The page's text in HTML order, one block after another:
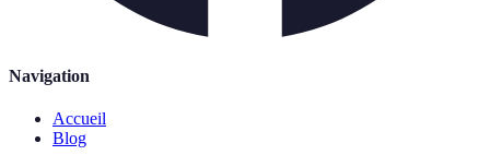
Navigation
Accueil
Blog